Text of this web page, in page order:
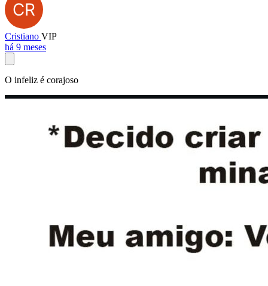
Cristiano VIP
há 9 meses
O infeliz é corajoso